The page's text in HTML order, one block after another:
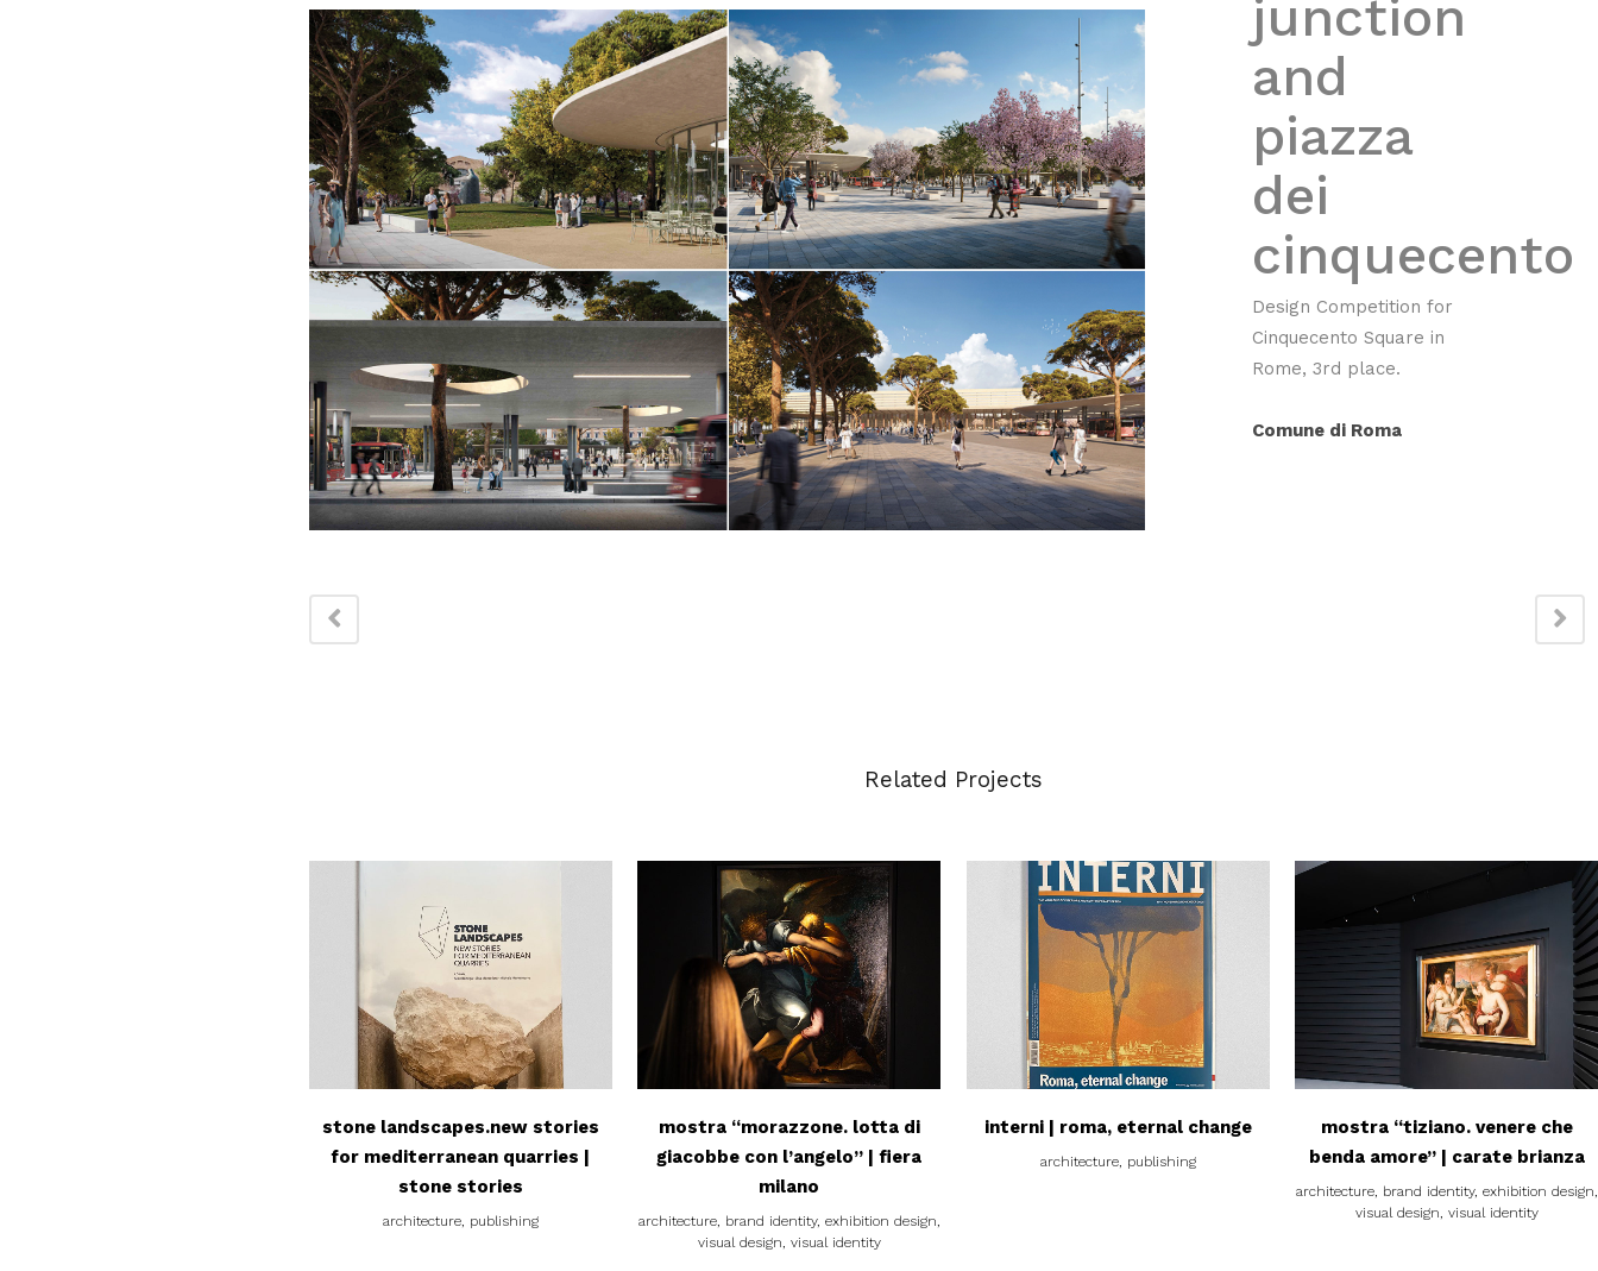
junction
and
piazza
dei
cinquecento
Design Competition for
Cinquecento Square in
Rome, 3rd place.
Comune di Roma
Related Projects
view
stone landscapes.new stories
for mediterranean quarries |
stone stories
architecture, publishing
view
mostra “morazzone. lotta di
giacobbe con l’angelo” | fiera
milano
architecture, brand identity, exhibition design,
visual design, visual identity
view
interni | roma, eternal change
architecture, publishing
view
mostra “tiziano. venere che
benda amore” | carate brianza
architecture, brand identity, exhibition design,
visual design, visual identity